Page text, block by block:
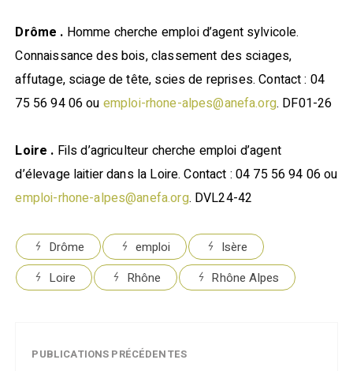
Drôme . Homme cherche emploi d’agent sylvicole.
Connaissance des bois, classement des sciages,
affutage, sciage de tête, scies de reprises. Contact : 04
75 56 94 06 ou emploi-rhone-alpes@anefa.org. DF01-26
Loire . Fils d’agriculteur cherche emploi d’agent
d’élevage laitier dans la Loire. Contact : 04 75 56 94 06 ou
emploi-rhone-alpes@anefa.org. DVL24-42
Drôme emploi
Isère
Loire
Rhône Rhône Alpes
PUBLICATIONS PRÉCÉDENTES